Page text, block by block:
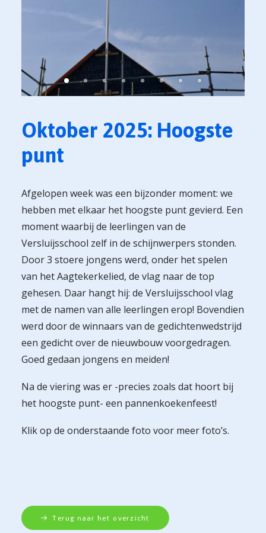
Oktober 2025: Hoogste
punt
Afgelopen week was een bijzonder moment: we
hebben met elkaar het hoogste punt gevierd. Een
moment waarbij de leerlingen van de
Versluijsschool zelf in de schijnwerpers stonden.
Door 3 stoere jongens werd, onder het spelen
van het Aagtekerkelied, de vlag naar de top
gehesen. Daar hangt hij: de Versluijsschool vlag
met de namen van alle leerlingen erop! Bovendien
werd door de winnaars van de gedichtenwedstrijd
een gedicht over de nieuwbouw voorgedragen.
Goed gedaan jongens en meiden!
Na de viering was er -precies zoals dat hoort bij
het hoogste punt- een pannenkoekenfeest!
Klik op de onderstaande foto voor meer foto’s.
Terug naar het overzicht